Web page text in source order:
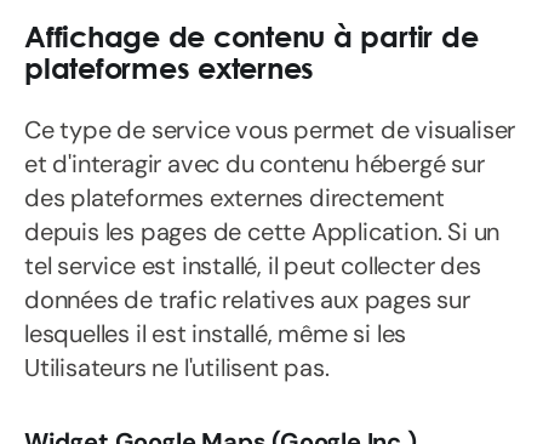
Affichage de contenu à partir de
plateformes externes
Ce type de service vous permet de visualiser
et d'interagir avec du contenu hébergé sur
des plateformes externes directement
depuis les pages de cette Application. Si un
tel service est installé, il peut collecter des
données de trafic relatives aux pages sur
lesquelles il est installé, même si les
Utilisateurs ne l'utilisent pas.